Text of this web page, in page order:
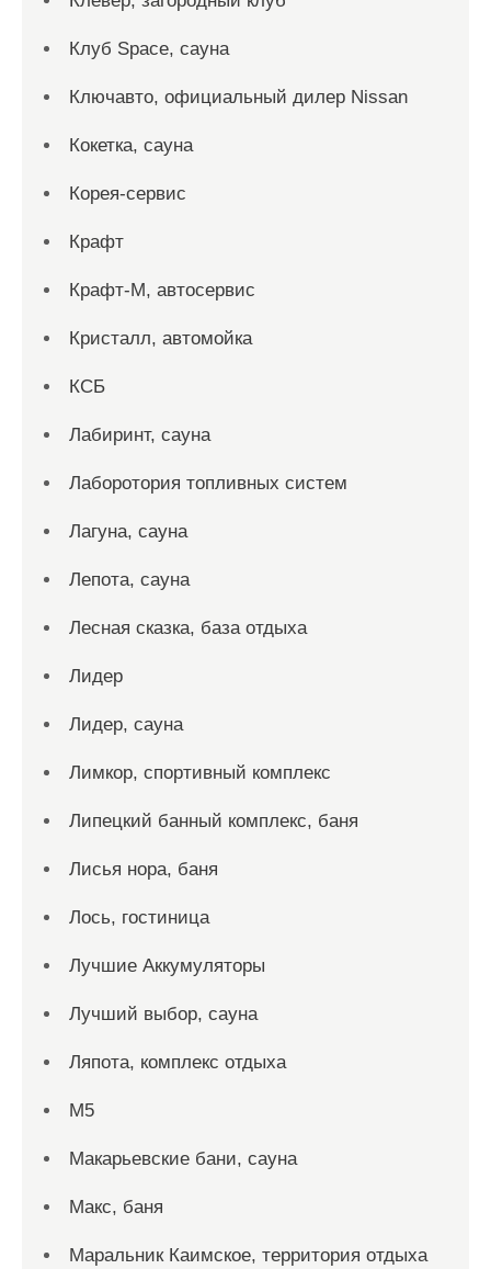
Клуб Space, сауна
Ключавто, официальный дилер Nissan
Кокетка, сауна
Корея-сервис
Крафт
Крафт-М, автосервис
Кристалл, автомойка
КСБ
Лабиринт, сауна
Лаборотория топливных систем
Лагуна, сауна
Лепота, сауна
Лесная сказка, база отдыха
Лидер
Лидер, сауна
Лимкор, спортивный комплекс
Липецкий банный комплекс, баня
Лисья нора, баня
Лось, гостиница
Лучшие Аккумуляторы
Лучший выбор, сауна
Ляпота, комплекс отдыха
М5
Макарьевские бани, сауна
Макс, баня
Маральник Каимское, территория отдыха